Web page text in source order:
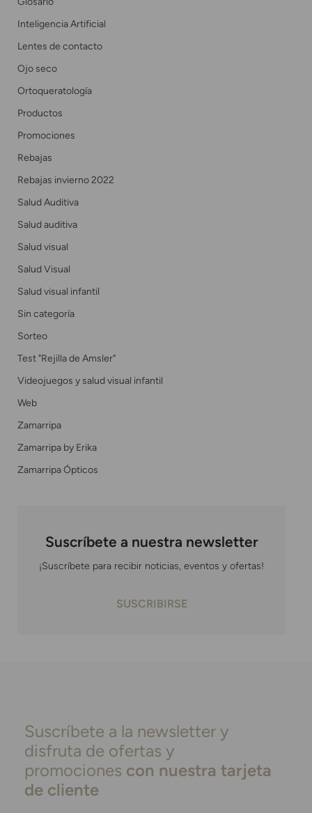
Inteligencia Artificial
Lentes de contacto
Ojo seco
Ortoqueratología
Productos
Promociones
Rebajas
Rebajas invierno 2022
Salud Auditiva
Salud auditiva
Salud visual
Salud Visual
Salud visual infantil
Sin categoría
Sorteo
Test "Rejilla de Amsler"
Videojuegos y salud visual infantil
Web
Zamarripa
Zamarripa by Erika
Zamarripa Ópticos
Suscríbete a nuestra newsletter
¡Suscríbete para recibir noticias, eventos y ofertas!
SUSCRIBIRSE
Suscríbete a la newsletter y
disfruta de ofertas y
promociones con nuestra tarjeta
de cliente